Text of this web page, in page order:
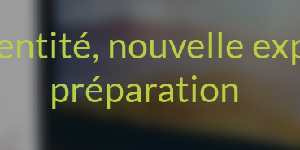
nouvelle
préparation